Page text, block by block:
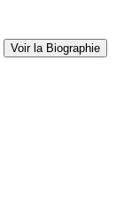
Voir la Biographie